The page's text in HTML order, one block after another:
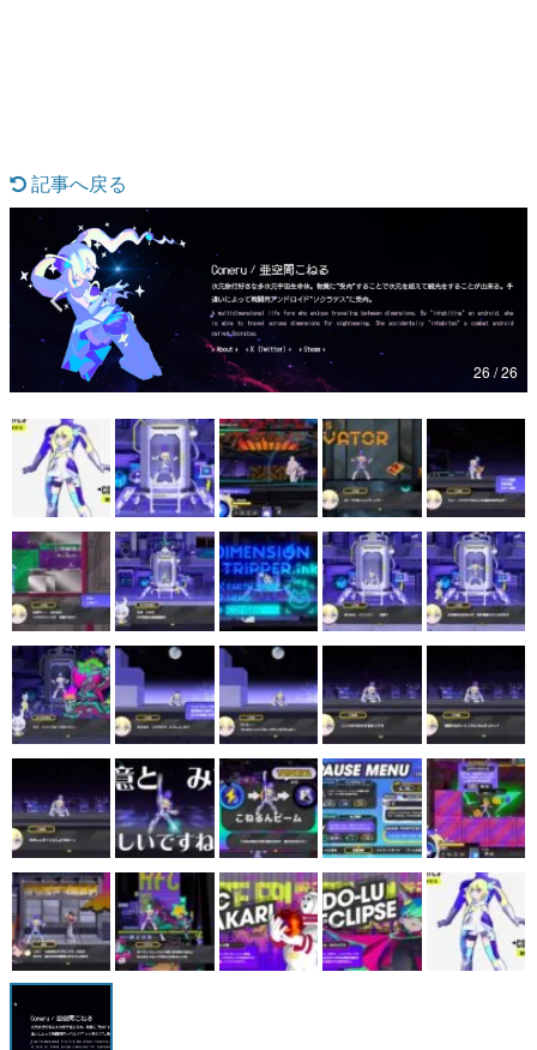
なんでゲームは面白い？
ゲーム開発者・hamatsu氏がゲームの魅力を画面や操作の
具体的な形から解き明かしていく、硬派で骨太な評論連載
です。
ゲームが変えた日本語
「経験値」「裏技」「ラスボス」… ゲームにまつわる言葉
の起源や用法の変遷を、コンピューター文化史研究家・タ
イニーP氏が徹底調査。
カテゴリ
特集記事
マンガ
女性向け
アプリレビュー
その他
電ファミニコゲーマーとは？
運営：株式会社マレ
記事へ戻る
26 / 26